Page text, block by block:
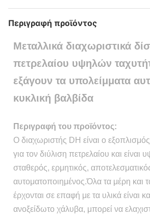
Περιγραφή προϊόντος
Μεταλλικά διαχωριστικά
πετρελαίου υψηλών
εξάγουν τα υπολείμματα
κυκλική βαλβίδα
Περιγραφή του προϊόντος:
Ο διαχωριστής DH είναι ο εξοπλισμός
για τον διύλιση πετρελαίου και είναι
σταθερός, ερμητικός,
αυτοματοποιημένος.Όλα τα μέρη και
έρχονται σε επαφή με τα υλικά είναι
ανοξείδωτο χάλυβα, μπορεί να